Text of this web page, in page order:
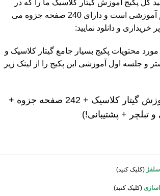
کل پکیج آموزش گیتار کلاسیک ما را که در
حدود 21 ساعت فیلم آموزشی است و دارای 240 صفحه جزوه می
خریداری و دانلود نمایید:
محتویات پکیج بسیار جامع گیتار کلاسیک و
و جلسه اول آموزشی این پکیج را از لینک زیر
(21 ساعت آموزش گیتار کلاسیک + 242 صفحه جزوه +
سلفژ (کلیک کنید)
(کلیک کنید)